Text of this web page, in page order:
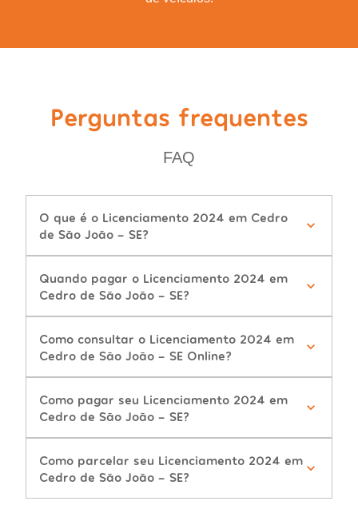
Perguntas frequentes
FAQ
O que é o Licenciamento 2024 em Cedro
de São João - SE?
Quando pagar o Licenciamento 2024 em
Cedro de São João - SE?
Como consultar o Licenciamento 2024 em
Cedro de São João - SE Online?
Como pagar seu Licenciamento 2024 em
Cedro de São João - SE?
Como parcelar seu Licenciamento 2024 em
Cedro de São João - SE?